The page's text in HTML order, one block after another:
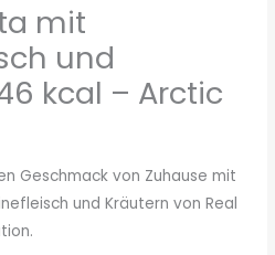
mit
und
kcal – Arctic
Geschmack von Zuhause mit
und Kräutern von Real